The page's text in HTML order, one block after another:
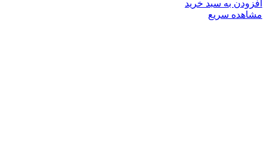
افزودن به سبد خرید
مشاهده سریع